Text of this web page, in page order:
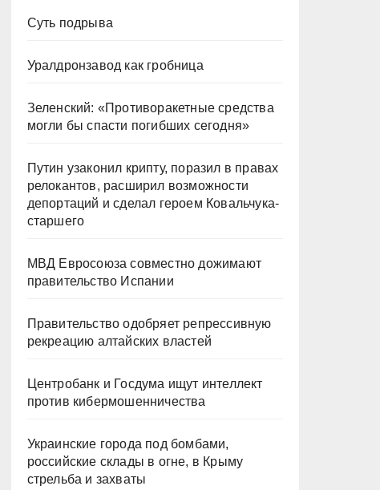
Суть подрыва
Уралдронзавод как гробница
Зеленский: «Противоракетные средства
могли бы спасти погибших сегодня»
Путин узаконил крипту, поразил в правах
релокантов, расширил возможности
депортаций и сделал героем Ковальчука-
старшего
МВД Евросоюза совместно дожимают
правительство Испании
Правительство одобряет репрессивную
рекреацию алтайских властей
Центробанк и Госдума ищут интеллект
против кибермошенничества
Украинские города под бомбами,
российские склады в огне, в Крыму
стрельба и захваты